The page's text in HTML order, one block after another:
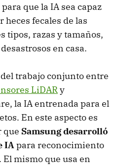
que la IA sea capaz
heces fecales de las
tipos, razas y tamaños,
en casa.
trabajo conjunto entre
LiDARy
la IA entrenada para el
En este aspecto es
que Samsung desarrolló
IApara reconocimiento
mismo que usa en